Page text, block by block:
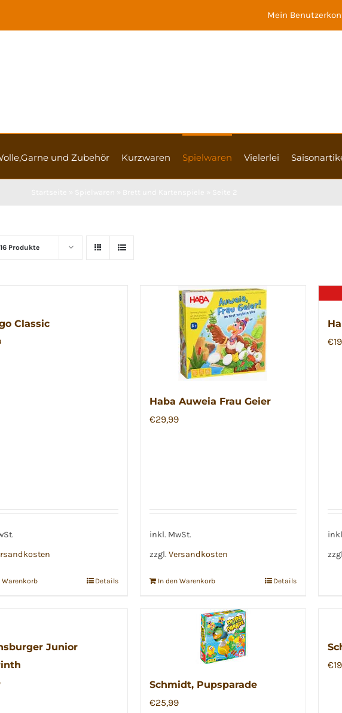
Mein
und Zubehör Kurzwaren Spielwaren Vielerlei
16 Produkte
Classic
Warenkorb Details
Haba Auweia Frau Geier
€29,99
inkl. MwSt.
zzgl. Versandkosten
In den Warenkorb Details
€
Junior
Schmidt, Pupsparade
€25,99
€